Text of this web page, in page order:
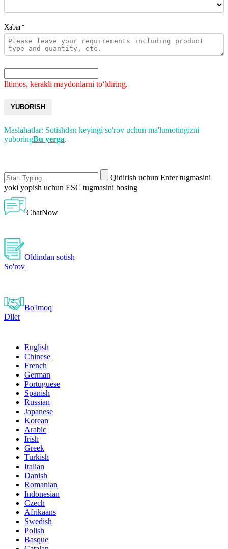
Xabar*
Iltimos, kerakli maydonlarni toʻldiring.
YUBORISH
Maslahatlar: Sotishdan keyingi so'rov uchun ma'lumotingizni
yuboringBu yerga.
Qidirish uchun Enter tugmasini
yoki yopish uchun ESC tugmasini bosing
ChatNow
Oldindan sotish
So'rov
Bo'lmoq
Diler
English
Chinese
French
German
Portuguese
Spanish
Russian
Japanese
Korean
Arabic
Irish
Greek
Turkish
Italian
Danish
Romanian
Indonesian
Czech
Afrikaans
Swedish
Polish
Basque